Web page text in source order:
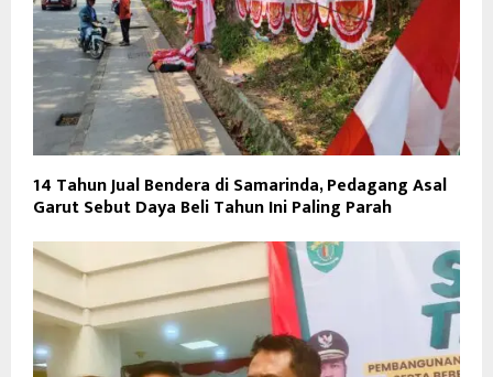
14 Tahun Jual Bendera di Samarinda, Pedagang Asal
Garut Sebut Daya Beli Tahun Ini Paling Parah